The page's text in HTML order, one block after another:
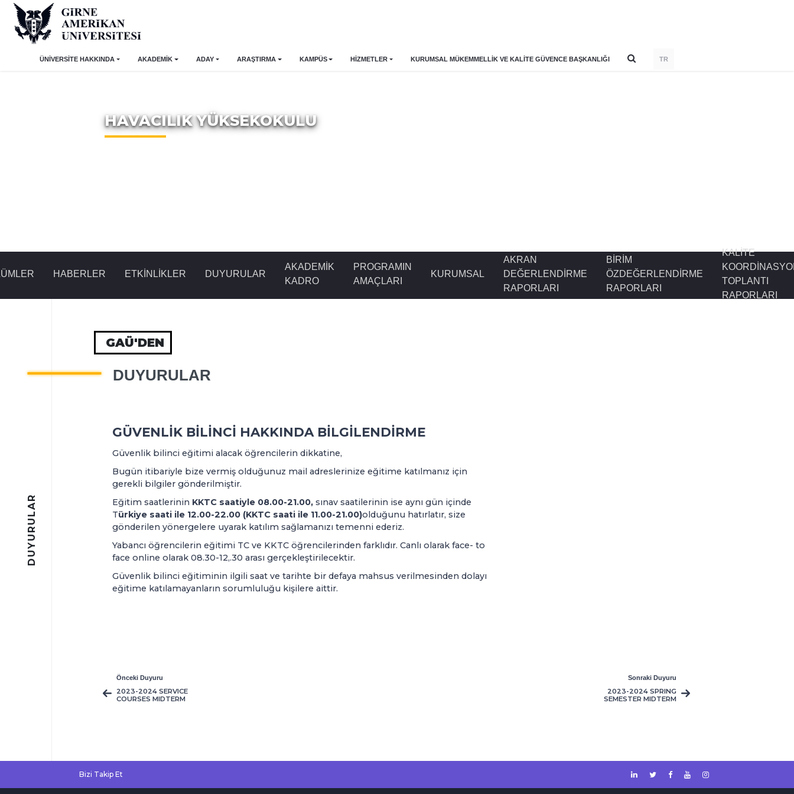
ÜNİVERSİTE HAKKINDA AKADEMİK ADAY ARAŞTIRMA KAMPÜS HİZMETLER KURUMSAL MÜKEMMELLIK VE KALITE GÜVENCE BAŞKANLIĞI TR
HAVACILIK YÜKSEKOKULU
HABERLER ETKINLIKLER DUYURULAR
AKADEMİK
KADRO
PROGRAMIN
AMAÇLARI
KURUMSAL
AKRAN
DEĞERLENDIRME
RAPORLARI
BIRIM
ÖZDEĞERLENDIRME
RAPORLARI
KALITE
TOPLANTI
RAPORLARI
DUYURULAR
GAÜ'DEN
DUYURULAR
GÜVENLİK BİLİNCİ HAKKINDA BİLGİLENDİRME
Güvenlik bilinci eğitimi alacak öğrencilerin dikkatine,
Bugün itibariyle bize vermiş olduğunuz mail adreslerinize eğitime katılmanız için
gerekli bilgiler gönderilmiştir.
Eğitim saatlerinin KKTC saatiyle 08.00-21.00, sınav saatilerinin ise aynı gün içinde
Türkiye saati ile 12.00-22.00 (KKTC saati ile 11.00-21.00)olduğunu hatırlatır, size
gönderilen yönergelere uyarak katılım sağlamanızı temenni ederiz.
Yabancı öğrencilerin eğitimi TC ve KKTC öğrencilerinden farklıdır. Canlı olarak face- to
face online olarak 08.30-12,.30 arası gerçekleştirilecektir.
Güvenlik bilinci eğitiminin ilgili saat ve tarihte bir defaya mahsus verilmesinden dolayı
eğitime katılamayanların sorumluluğu kişilere aittir.
Önceki Duyuru
2023-2024 SERVICE
COURSES MIDTERM
Sonraki Duyuru
2023-2024 SPRING
SEMESTER MIDTERM
Bizi Takip Et